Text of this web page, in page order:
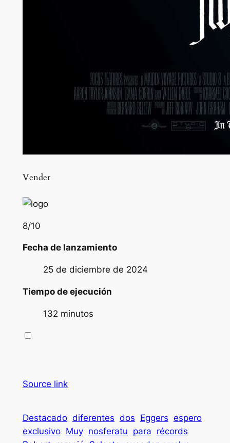
Vender
8/10
Fecha de lanzamiento
25 de diciembre de 2024
Tiempo de ejecución
132 minutos
Source link
Destacado diferentes dos Eggers espero
exclusivo Muy nosferatu para récords